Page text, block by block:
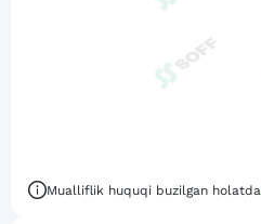
Mualliflik huquqi buzilgan holatda